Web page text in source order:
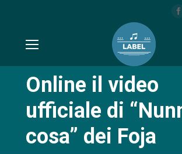
Online il video
ufficiale di
cosa” dei Foja